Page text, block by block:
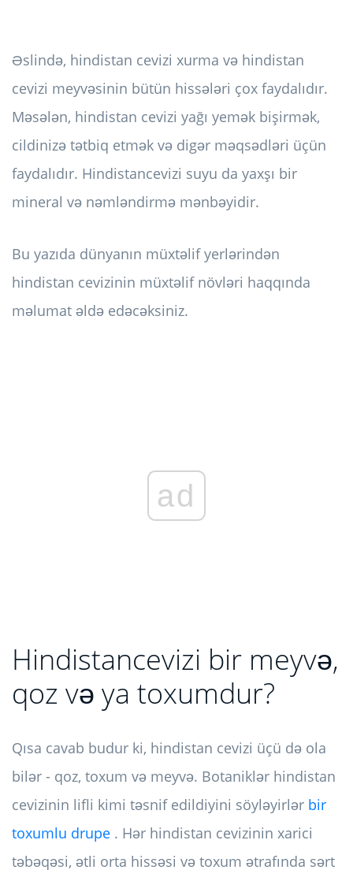
Əslində, hindistan cevizi xurma və hindistan
cevizi meyvəsinin bütün hissələri çox faydalıdır.
Məsələn, hindistan cevizi yağı yemək bişirmək,
cildinizə tətbiq etmək və digər məqsədləri üçün
faydalıdır. Hindistancevizi suyu da yaxşı bir
mineral və nəmləndirmə mənbəyidir.
Bu yazıda dünyanın müxtəlif yerlərindən
hindistan cevizinin müxtəlif növləri haqqında
məlumat əldə edəcəksiniz.
ad
Hindistancevizi bir meyvə,
qoz və ya toxumdur?
Qısa cavab budur ki, hindistan cevizi üçü də ola
bilər - qoz, toxum və meyvə. Botaniklər hindistan
cevizinin lifli kimi təsnif edildiyini söyləyirlər bir
toxumlu drupe . Hər hindistan cevizinin xarici
təbəqəsi, ətli orta hissəsi və toxum ətrafında sərt